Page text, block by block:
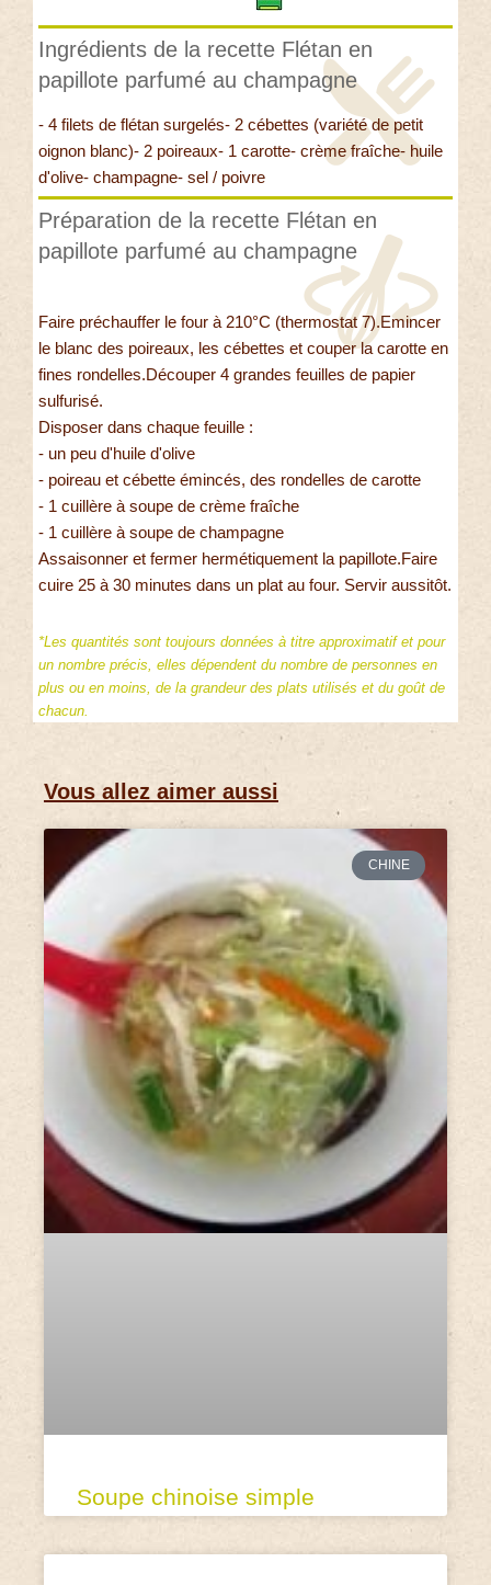
Ingrédients de la recette Flétan en
papillote parfumé au champagne
- 4 filets de flétan surgelés- 2 cébettes (variété de petit
oignon blanc)- 2 poireaux- 1 carotte- crème fraîche- huile
d'olive- champagne- sel / poivre
Préparation de la recette Flétan en
papillote parfumé au champagne
Faire préchauffer le four à 210°C (thermostat 7).Emincer
le blanc des poireaux, les cébettes et couper la carotte en
fines rondelles.Découper 4 grandes feuilles de papier
sulfurisé.
Disposer dans chaque feuille :
- un peu d'huile d'olive
- poireau et cébette émincés, des rondelles de carotte
- 1 cuillère à soupe de crème fraîche
- 1 cuillère à soupe de champagne
Assaisonner et fermer hermétiquement la papillote.Faire
cuire 25 à 30 minutes dans un plat au four. Servir aussitôt.
*Les quantités sont toujours données à titre approximatif et pour
un nombre précis, elles dépendent du nombre de personnes en
plus ou en moins, de la grandeur des plats utilisés et du goût de
chacun.
Vous allez aimer aussi
CHINE
Soupe chinoise simple